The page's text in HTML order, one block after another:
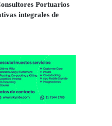
Portuarios
integrales de